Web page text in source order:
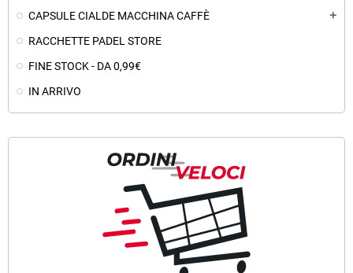
CAPSULE CIALDE MACCHINA CAFFÈ add
RACCHETTE PADEL STORE
FINE STOCK - DA 0,99€
IN ARRIVO